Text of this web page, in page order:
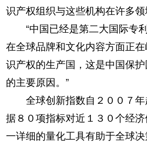
识产权组织与这些机构在许多
“中国已经是第二大国际专
在全球品牌和文化内容方面正
识产权的生产国，这是中国保
的主要原因。”
全球创新指数自２００７年
据８０项指标对近１３０个经
一详细的量化工具有助于全球